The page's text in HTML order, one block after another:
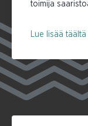
toimija
Lue lisää täältä